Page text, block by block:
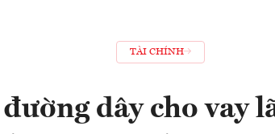
TÀI CHÍNH
dây cho vay